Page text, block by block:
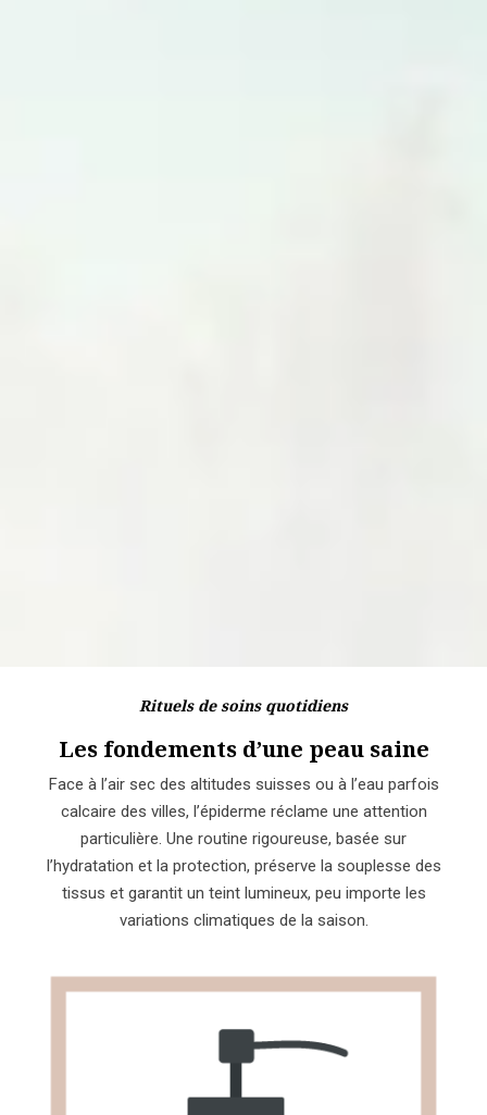
Rituels de soins quotidiens
Les fondements d’une peau saine
Face à l’air sec des altitudes suisses ou à l’eau parfois
calcaire des villes, l’épiderme réclame une attention
particulière. Une routine rigoureuse, basée sur
l’hydratation et la protection, préserve la souplesse des
tissus et garantit un teint lumineux, peu importe les
variations climatiques de la saison.